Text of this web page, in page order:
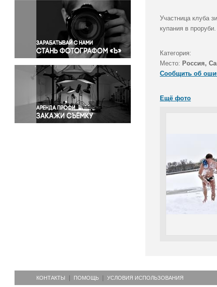
Окружающая среда
Политика
Правосудие
Происшествия и конфликты
Религия
Светская жизнь
Спорт
Экология
Экономика и бизнес
Участница клуба
купания в проруби.
Категория:
Место: Россия,
Сообщить об
Ещё фото
КОНТАКТЫ ПОМОЩЬ УСЛОВИЯ ИСПОЛЬЗОВАНИЯ